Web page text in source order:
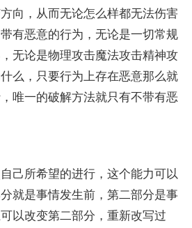
向，从而无论怎么样都无法伤害
有恶意的行为，无论是一切常规
无论是物理攻击魔法攻击精神攻
么，只要行为上存在恶意那么就
唯一的破解方法就只有不带有恶
己所希望的进行，这个能力可以
就是事情发生前，第二部分是事
以改变第二部分，重新改写过